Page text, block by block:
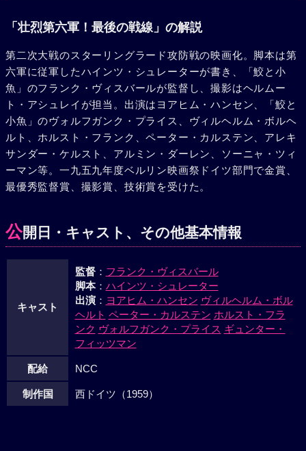
いた二六万の生命はヒトラーが第六軍団に対し、ソ連軍包囲
長ザイドリッツ将軍は独断で強行しようとしたが、パウルス
に反対されてだめだった。二百台の独戦車隊は救援にスター
リングラードまで四八キロの地点に達したが燃料がつきた。
幕僚はパウルスに包囲を突破して、戦車隊に合流するように
進言した。彼はヒトラーの命令をタテに反対した。包囲線突
破の機会は二度とこなかった。雪が降りはじめた。第五一兵
団は全滅した。ビッセ中尉は先に転任したリンクマンのいる
スターリングラード砲兵隊に移った。リンクマンは地下壕か
ら一歩も外に出ようとしなかった。市街戦は日毎に激しくな
までスターリングラード死守を命じた。リンクマンは敵前逃
亡を企て、味方に射殺された。ついに一発の弾丸も一片のパ
遂に降服を決意した、純白の雪原に捕虜の長い列がつづい
た。ビッセはルーマニア軍司令官を乗せた橇をひいた。一行
の後には点々と独軍将兵の屍が横たわっていた。
「壮烈第六軍！最後の戦線」の解説
第二次大戦のスターリングラード攻防戦の映画化。脚本は第
六軍に従軍したハインツ・シュレーターが書き、「鮫と小
魚」のフランク・ヴィスバールが監督し、撮影はヘルムー
ト・アシュレイが担当。出演はヨアヒム・ハンセン、「鮫と
小魚」のヴォルフガンク・プライス、ヴィルヘルム・ボルヘ
ルト、ホルスト・フランク、ペーター・カルステン、アレキ
サンダー・ケルスト、アルミン・ダーレン、ソーニャ・ツィ
ーマン等。一九五九年度ベルリン映画祭ドイツ部門で金賞、
最優秀監督賞、撮影賞、技術賞を受けた。
公開日・キャスト、その他基本情報
キャスト
監督： フランク・ヴィスバール
脚本： ハインツ・シュレーター
出演： ヨアヒム・ハンセン ヴィルヘルム・ボル
ヘルト ペーター・カルステン ホルスト・フラ
ンク ヴォルフガンク・プライス ギュンター・
フィッツマン
配給 NCC
制作国 西ドイツ（1959）